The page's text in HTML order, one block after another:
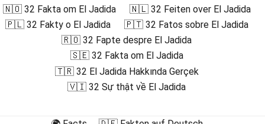
🇳🇴 32 Fakta om El Jadida
🇳🇱 32 Feiten over El Jadida
🇵🇱 32 Fakty o El Jadida
🇵🇹 32 Fatos sobre El Jadida
🇷🇴 32 Fapte despre El Jadida
🇸🇪 32 Fakta om El Jadida
🇹🇷 32 El Jadida Hakkında Gerçek
🇻🇮 32 Sự thật về El Jadida